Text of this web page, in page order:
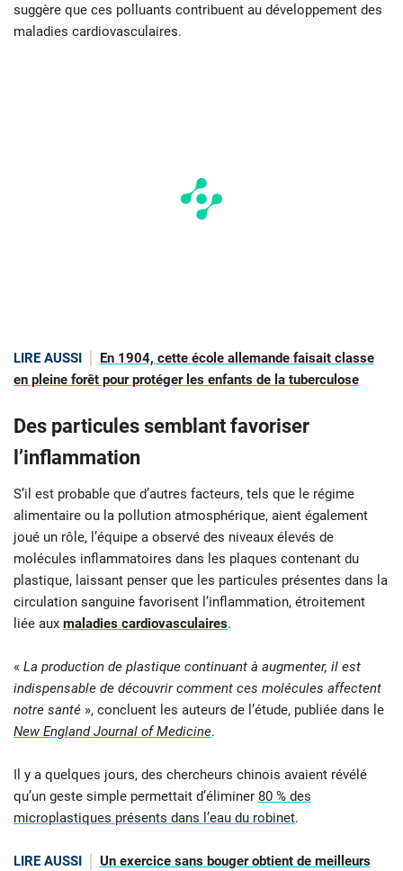
suggère que ces polluants contribuent au développement des
maladies cardiovasculaires.
LIRE AUSSI
En 1904, cette école allemande faisait classe
en pleine forêt pour protéger les enfants de la tuberculose
Des particules semblant favoriser
l’inflammation
S’il est probable que d’autres facteurs, tels que le régime
alimentaire ou la pollution atmosphérique, aient également
joué un rôle, l’équipe a observé des niveaux élevés de
molécules inflammatoires dans les plaques contenant du
plastique, laissant penser que les particules présentes dans la
circulation sanguine favorisent l’inflammation, étroitement
liée aux maladies cardiovasculaires.
« La production de plastique continuant à augmenter, il est
indispensable de découvrir comment ces molécules affectent
notre santé », concluent les auteurs de l’étude, publiée dans le
New England Journal of Medicine.
Il y a quelques jours, des chercheurs chinois avaient révélé
qu’un geste simple permettait d’éliminer 80 % des
microplastiques présents dans l’eau du robinet.
LIRE AUSSI
Un exercice sans bouger obtient de meilleurs